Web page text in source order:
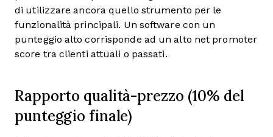
di utilizzare ancora quello strumento per le
funzionalità principali. Un software con un
punteggio alto corrisponde ad un alto net promoter
score tra clienti attuali o passati.
Rapporto qualità-prezzo (10% del
punteggio finale)